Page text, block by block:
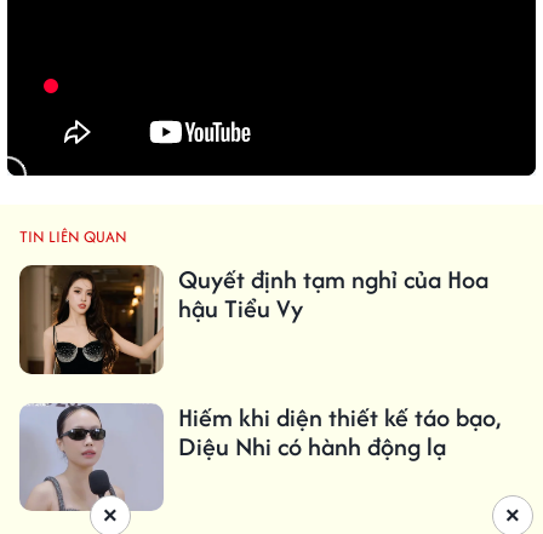
TIN LIÊN QUAN
Quyết định tạm nghỉ của Hoa
hậu Tiểu Vy
Hiếm khi diện thiết kế táo bạo,
Diệu Nhi có hành động lạ
×
×